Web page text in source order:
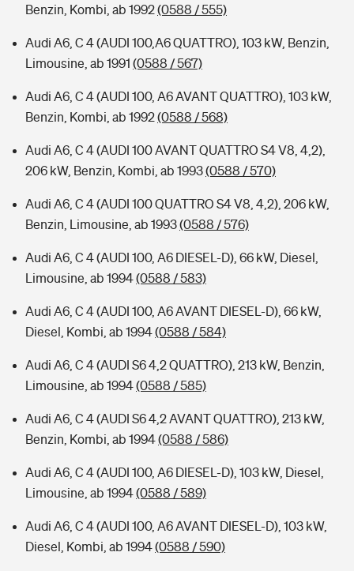
Benzin, Kombi, ab 1992(0588 / 555)
Audi A6, C 4 (AUDI 100,A6 QUATTRO), 103 kW, Benzin,
Limousine, ab 1991 (0588 / 567)
Audi A6, C 4 (AUDI 100, A6 AVANT QUATTRO), 103 kW,
Benzin, Kombi, ab 1992(0588 / 568)
Audi A6, C 4 (AUDI 100 AVANT QUATTRO S4 V8, 4,2),
206 kW, Benzin, Kombi, ab 1993(0588 / 570)
Audi A6, C 4 (AUDI 100 QUATTRO S4 V8, 4,2), 206 kW,
Benzin, Limousine, ab 1993(0588 / 576)
Audi A6, C 4 (AUDI 100, A6 DIESEL-D), 66 kW, Diesel,
Limousine, ab 1994(0588 / 583)
Audi A6, C 4 (AUDI 100, A6 AVANT DIESEL-D), 66 kW,
Diesel, Kombi, ab 1994(0588 / 584)
Audi A6, C 4 (AUDI S6 4,2 QUATTRO), 213 kW, Benzin,
Limousine, ab 1994(0588 / 585)
Audi A6, C 4 (AUDI S6 4,2 AVANT QUATTRO), 213 kW,
Benzin, Kombi, ab 1994(0588 / 586)
Audi A6, C 4 (AUDI 100, A6 DIESEL-D), 103 kW, Diesel,
Limousine, ab 1994(0588 / 589)
Audi A6, C 4 (AUDI 100, A6 AVANT DIESEL-D), 103 kW,
Diesel, Kombi, ab 1994(0588 / 590)